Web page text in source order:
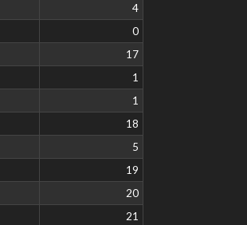
4
0
17
1
1
18
5
19
20
21